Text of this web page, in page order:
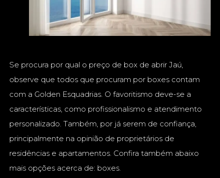
Se procura por qual o preço de box de abrir Jaú,
observe que todos que procuram por boxes contam
com a Golden Esquadrias. O favoritismo deve-se a
características, como profissionalismo e atendimento
personalizado. Também, por já serem de confiança,
principalmente na opinião de proprietários de
residências e apartamentos. Confira também abaixo
mais opções acerca de: boxes.